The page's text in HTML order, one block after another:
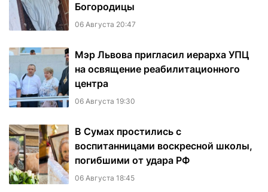
Богородицы
06 Августа 20:47
Мэр Львова пригласил иерарха УПЦ
на освящение реабилитационного
центра
06 Августа 19:30
В Сумах простились с
воспитанницами воскресной школы,
погибшими от удара РФ
06 Августа 18:45